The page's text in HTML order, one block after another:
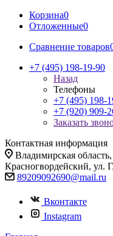
Корзина0
Отложенные0
Сравнение товаров
+7 (495) 198-19-90
Назад
Телефоны
+7 (495) 198-
+7 (920) 909-
Заказать
Контактная информация
Владимирская
Красногвордейский, ул.
89209092690@mail.ru
Вконтакте
Instagram